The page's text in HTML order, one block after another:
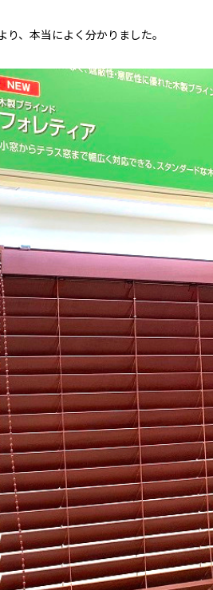
、本当によく分かりました。